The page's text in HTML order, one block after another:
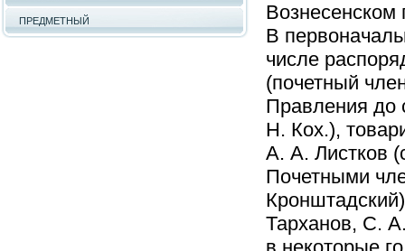
ПРЕДМЕТНЫЙ
Вознесенском
В
числе
(почетный
Правления до
Н. Кох.),
А. А. Листков
Почетными
Тарханов, С.